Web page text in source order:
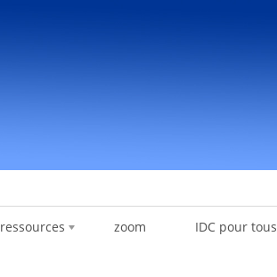
ressources zoom IDC pour tous